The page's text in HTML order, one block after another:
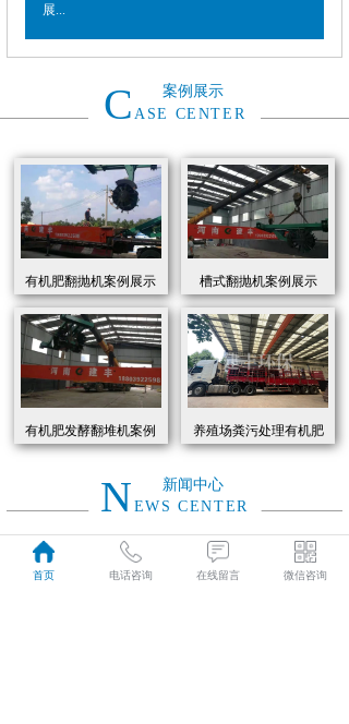
展...
案例展示
C ASE CENTER
有机肥翻抛机案例展示 槽式翻抛机案例展示
有机肥发酵翻堆机案例
展示
养殖场粪污处理有机肥
发酵罐 履带式有机肥翻
新闻中心
N EWS CENTER
2026
首页 电话咨询 在线留言 微信咨询